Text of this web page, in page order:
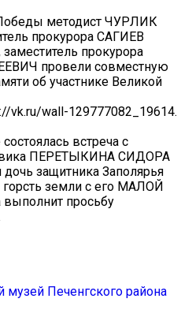
методист ЧУРЛИК
прокурора САГИЕВ
прокурора
провели совместную
об участнике Великой
vk.ru/wall-129777082_19614.
встреча с
ПЕРЕТЫКИНА СИДОРА
защитника Заполярья
горсть земли с его МАЛОЙ
просьбу
музей Печенгского района